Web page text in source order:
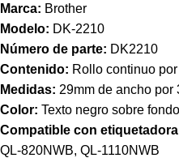
Marca: Brother
Modelo: DK-2210
Número de parte: DK2210
Contenido: Rollo continuo
Medidas: 29mm de ancho por
Color: Texto negro sobre
Compatible con
QL-820NWB, QL-1110NWB